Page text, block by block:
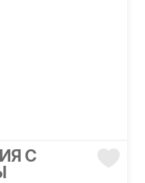
С